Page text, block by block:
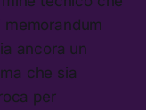
ancora un
che sia
per